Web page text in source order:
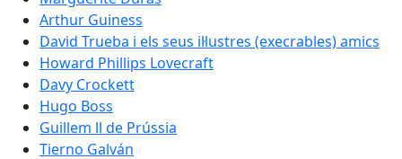
Arthur Guiness
David Trueba i els seus il·lustres (execrables) amics
Howard Phillips Lovecraft
Davy Crockett
Hugo Boss
Guillem ll de Prússia
Tierno Galván